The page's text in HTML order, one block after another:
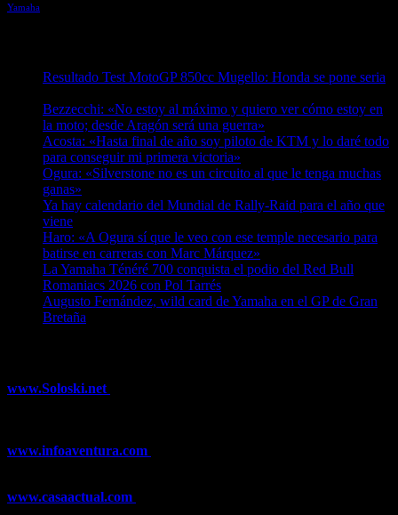
Yamaha
Resultado Test MotoGP 850cc Mugello: Honda se pone seria
Bezzecchi: «No estoy al máximo y quiero ver cómo estoy en
la moto; desde Aragón será una guerra»
Acosta: «Hasta final de año soy piloto de KTM y lo daré todo
para conseguir mi primera victoria»
Ogura: «Silverstone no es un circuito al que le tenga muchas
ganas»
Ya hay calendario del Mundial de Rally-Raid para el año que
viene
Haro: «A Ogura sí que le veo con ese temple necesario para
batirse en carreras con Marc Márquez»
La Yamaha Ténéré 700 conquista el podio del Red Bull
Romaniacs 2026 con Pol Tarrés
Augusto Fernández, wild card de Yamaha en el GP de Gran
Bretaña
www.Soloski.net
www.infoaventura.com
www.casaactual.com